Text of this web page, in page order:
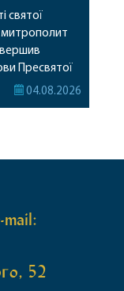
святої
митрополит
Пресвятої
благочиння.
04.08.2026
mail:
52